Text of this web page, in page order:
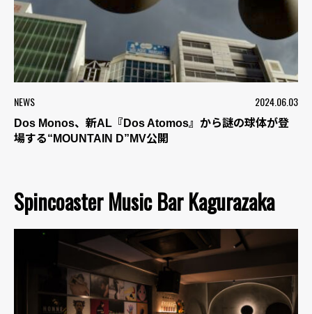
NEWS 2024.06.03
Dos Monos、新AL『Dos Atomos』から謎の球体が登
場する“MOUNTAIN D”MV公開
Spincoaster Music Bar Kagurazaka